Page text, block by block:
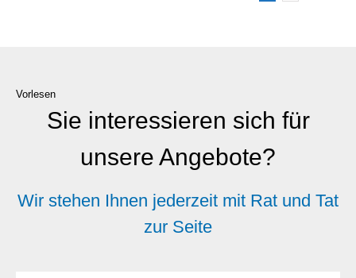
Vorlesen
Sie interessieren sich für
unsere Angebote?
Wir stehen Ihnen jederzeit mit Rat und Tat
zur Seite